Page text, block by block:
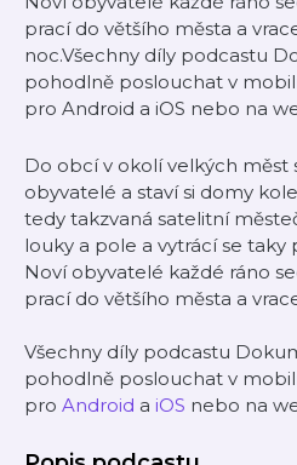
prací do většího města a
noc.Všechny díly podcastu
pohodlně poslouchat v
pro Android a iOS nebo na
Do obcí v okolí velkých měst
obyvatelé a staví si domy
tedy takzvaná satelitní
louky a pole a vytrácí se taky
Noví obyvatelé každé ráno
prací do většího města a
Všechny díly podcastu
pohodlně poslouchat v
pro Android a iOS nebo na